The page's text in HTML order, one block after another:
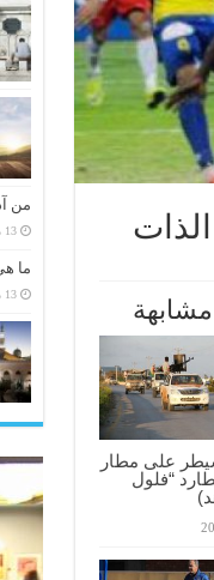
على مطار
“فلول
من
13 مارس، 2026
ما
13 مارس، 2026